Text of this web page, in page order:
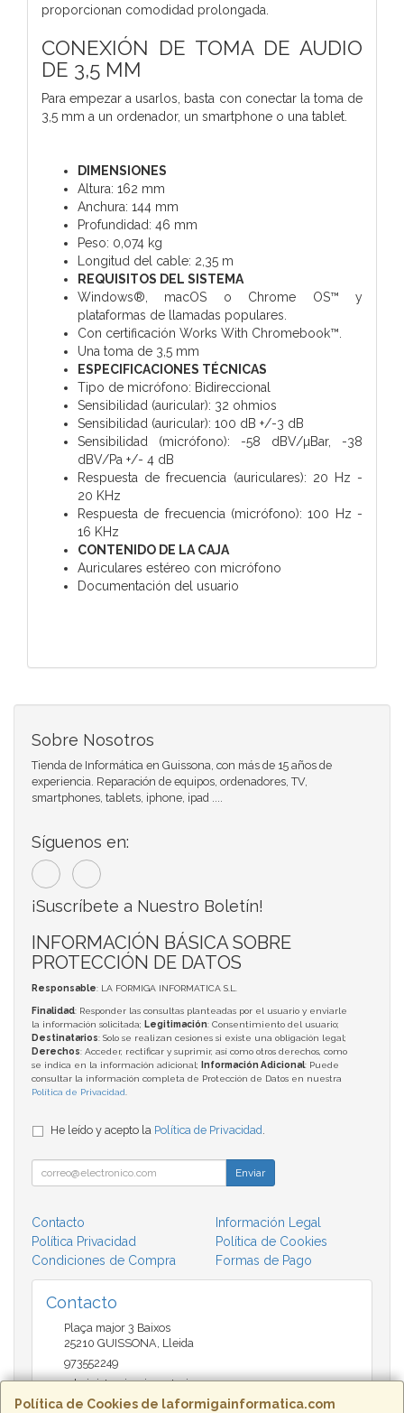
proporcionan comodidad prolongada.
CONEXIÓN DE TOMA DE AUDIO
DE 3,5 MM
Para empezar a usarlos, basta con conectar la toma de
3,5 mm a un ordenador, un smartphone o una tablet.
DIMENSIONES
Altura: 162 mm
Anchura: 144 mm
Profundidad: 46 mm
Peso: 0,074 kg
Longitud del cable: 2,35 m
REQUISITOS DEL SISTEMA
Windows®, macOS o Chrome OS™ y
plataformas de llamadas populares.
Con certificación Works With Chromebook™.
Una toma de 3,5 mm
ESPECIFICACIONES TÉCNICAS
Tipo de micrófono: Bidireccional
Sensibilidad (auricular): 32 ohmios
Sensibilidad (auricular): 100 dB +/-3 dB
Sensibilidad (micrófono): -58 dBV/µBar, -38
dBV/Pa +/- 4 dB
Respuesta de frecuencia (auriculares): 20 Hz -
20 KHz
Respuesta de frecuencia (micrófono): 100 Hz -
16 KHz
CONTENIDO DE LA CAJA
Auriculares estéreo con micrófono
Documentación del usuario
Política de Cookies de laformigainformatica.com
Sobre Nosotros
Tienda de Informática en Guissona, con más de 15 años de
experiencia. Reparación de equipos, ordenadores, TV,
smartphones, tablets, iphone, ipad ....
Síguenos en:
¡Suscríbete a Nuestro Boletín!
INFORMACIÓN BÁSICA SOBRE
PROTECCIÓN DE DATOS
Responsable: LA FORMIGA INFORMATICA S.L.
Finalidad: Responder las consultas planteadas por el usuario y enviarle
la información solicitada; Legitimación: Consentimiento del usuario;
Destinatarios: Solo se realizan cesiones si existe una obligación legal;
Derechos: Acceder, rectificar y suprimir, así como otros derechos, como
se indica en la información adicional;
Información Adicional: Puede
consultar la información completa de Protección de Datos en nuestra
Política de Privacidad
He leído y acepto la Política de Privacidad
Enviar
Contacto
Información Legal
Política Privacidad
Política de Cookies
Condiciones de Compra
Formas de Pago
Contacto
Plaça major 3 Baixos
25210 GUISSONA Lleida
973552249
administracio@insectari.com